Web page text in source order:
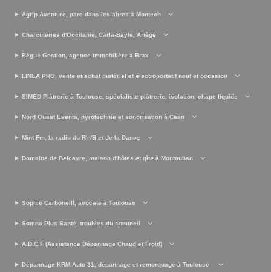
Agrip Aventure, parc dans les abres à Montech
Charcuteries d'Occitanie, Carla-Bayle, Ariège
Bégué Gestion, agence immobilière à Brax
LINEA PRO, vente et achat matériel et électroportatif neuf et occasion
SIMED Plâtrerie à Toulouse, spécialiste plâtrerie, isolation, chape liquide
Nord Ouest Events, pyrotechnie et sonorisation à Caen
Mint Fm, la radio du R'n'B et de la Dance
Domaine de Belcayre, maison d'hôtes et gîte à Montauban
Sophie Carboneill, avocate à Toulouse
Somno Plus Santé, troubles du sommeil
A.D.C.F (Assistance Dépannage Chaud et Froid)
Dépannage KRM Auto 31, dépannage et remorquage à Toulouse